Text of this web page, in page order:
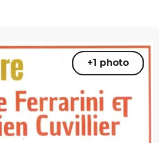
favoris
+1 photo